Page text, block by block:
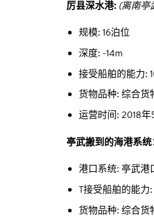
厉县深水港: (离南亭
规模: 16泊位
深度: -14m
接受船舶的能力:
货物品种: 综合货
运营时间: 2018
亭武搬到的海港系统
港口系统: 亭武港
T接受船舶的能力
货物品种: 综合货